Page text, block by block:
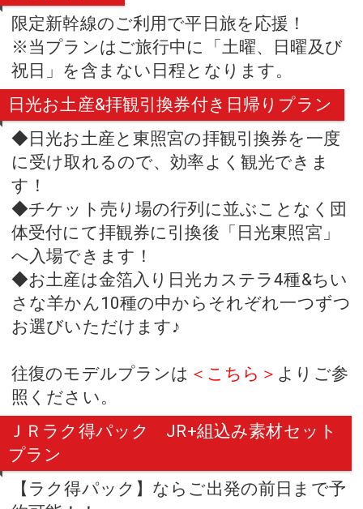
限定新幹線のご利用で平日旅を応援！
※当プランはご旅行中に「土曜、日曜及び
祝日」を含まない日程となります。
日光お土産&拝観引換券付き日帰りプラン
◆日光お土産と東照宮の拝観引換券を一度
に受け取れるので、効率よく観光できま
す！
◆チケット売り場の行列に並ぶことなく団
体受付にて拝観券に引換後「日光東照宮」
へ入場できます！
◆お土産は金箔入り日光カステラ4種&ちい
さな羊かん10種の中からそれぞれ一つずつ
お選びいただけます♪
往復のモデルプランは ＜こちら＞ よりご参
照ください。
ＪＲラク得パック JR+組込み素材セット
プラン
【ラク得パック】ならご出発の前日まで予